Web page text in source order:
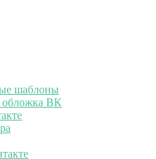
шаблоны
обложка ВК